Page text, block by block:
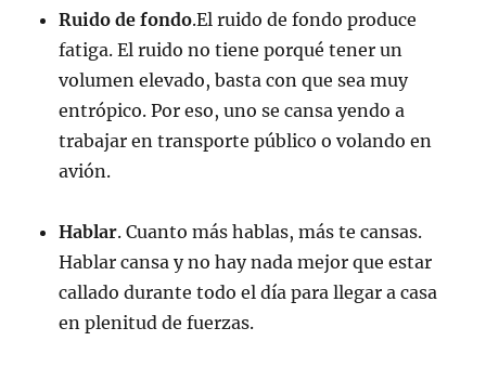
Ruido de fondo.El ruido de fondo produce
fatiga. El ruido no tiene porqué tener un
volumen elevado, basta con que sea muy
entrópico. Por eso, uno se cansa yendo a
trabajar en transporte público o volando en
avión.
Hablar. Cuanto más hablas, más te cansas.
Hablar cansa y no hay nada mejor que estar
callado durante todo el día para llegar a casa
en plenitud de fuerzas.